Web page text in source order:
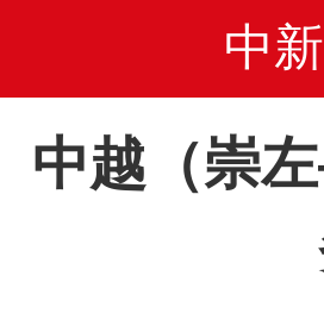
中
中越（崇